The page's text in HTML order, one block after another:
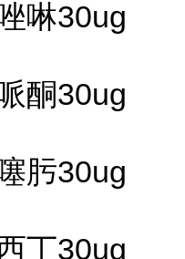
啉30ug
酮30ug
肟30ug
丁30ug